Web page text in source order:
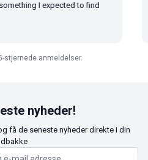
I expected to find
stjernede anmeldelser.
nyheder!
få de seneste nyheder direkte i din